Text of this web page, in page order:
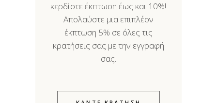
κερδίστε έκπτωση έως και 10%!
Απολαύστε μια επιπλέον
έκπτωση 5% σε όλες τις
κρατήσεις σας με την εγγραφή
σας.